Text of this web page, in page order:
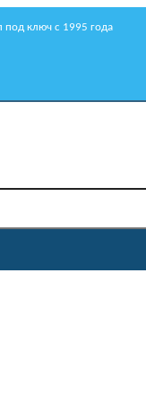
ключ с 1995 года